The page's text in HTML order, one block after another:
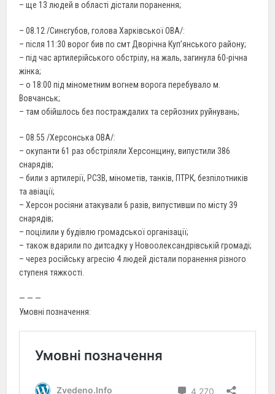
– ще 13 людей в області дістали поранення;
– 08.12 /Синєгубов, голова Харківської ОВА/:
– після 11:30 ворог бив по смт Дворічна Куп’янського району;
– під час артилерійського обстрілу, на жаль, загинула 60-річна
жінка;
– о 18:00 під мінометним вогнем ворога перебувало м.
Вовчанськ;
– там обійшлось без постраждалих та серйозних руйнувань;
– 08.55 /Херсонська ОВА/:
– окупанти 61 раз обстріляли Херсонщину, випустили 386
снарядів;
– били з артилерії, РСЗВ, мінометів, танків, ПТРК, безпілотників
та авіації;
– Херсон росіяни атакували 6 разів, випустивши по місту 39
снарядів;
– поцілили у будівлю громадської організації;
– також вдарили по дитсадку у Новоолександрівській громаді;
– через російську агресію 4 людей дістали поранення різного
ступеня тяжкості.
— — —
Умовні позначення: